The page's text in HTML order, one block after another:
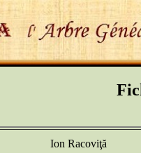
Ion Racoviţă